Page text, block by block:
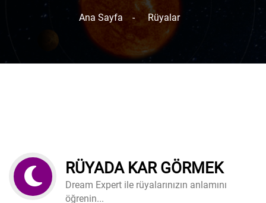
Ana Sayfa - Rüyalar
RÜYADA KAR GÖRMEK
Dream Expert ile rüyalarınızın anlamını
öğrenin...